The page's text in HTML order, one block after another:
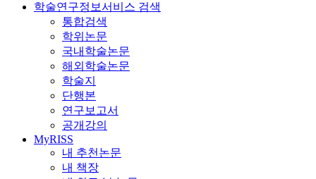
학술연구정보서비스 검색
통합검색
학위논문
국내학술논문
해외학술논문
학술지
단행본
연구보고서
공개강의
MyRISS
내 추천논문
내 책장